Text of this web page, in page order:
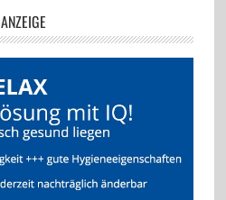
ANZEIGE